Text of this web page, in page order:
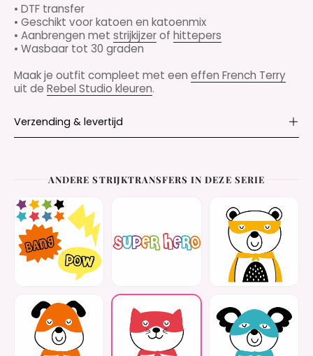
• DTF transfer
• Geschikt voor katoen en katoenmix
• Aanbrengen met strijkijzerof hittepers
• Wasbaar tot 30 graden
Maak je outfit compleet met een effen French Terry
uit de Rebel Studio kleuren.
Verzending & levertijd
ANDERE STRIJKTRANSFERS IN DEZE SERIE